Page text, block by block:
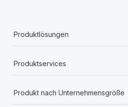
Produktlösungen
Produktservices
Produkt nach Unternehmensgröße